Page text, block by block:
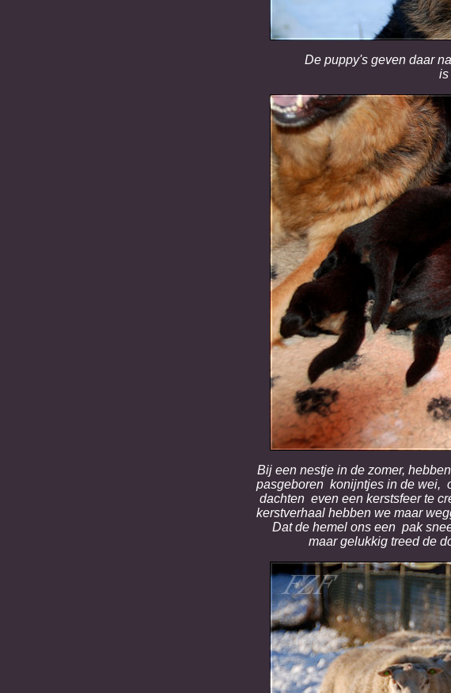
De puppy's geven daar
is
Bij een nestje in de zomer,
pasgeboren konijntjes in de wei,
dachten even een kerstsfeer te
kerstverhaal hebben we maar
Dat de hemel ons een pak
maar gelukkig treed de